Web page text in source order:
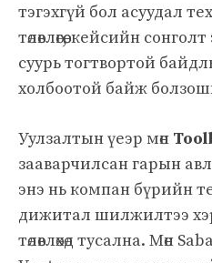
тэгэхгүй бол асуудал
төлөвлөгөө, кейсийн
суурь тогтвортой
холбоотой байж
Уулзалтын үеэр мөн
зааварчилсан гарын
энэ нь компан бүрийн
дижитал шилжилтээ
төлөвлөхөд тусална. Мөн